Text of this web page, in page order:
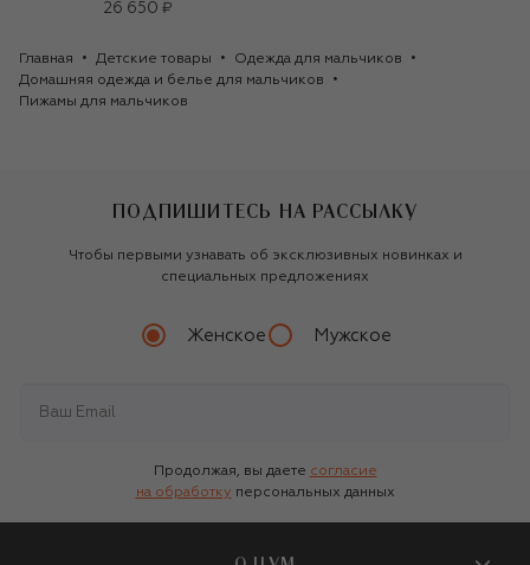
26 650 ₽
Главная Детские товары
Одежда для мальчиков
Домашняя одежда и белье для мальчиков
Пижамы для мальчиков
ПОДПИШИТЕСЬ НА РАССЫЛКУ
Чтобы первыми узнавать об эксклюзивных новинках и
специальных предложениях
Женское Мужское
Продолжая, вы даете согласие
на обработку персональных данных